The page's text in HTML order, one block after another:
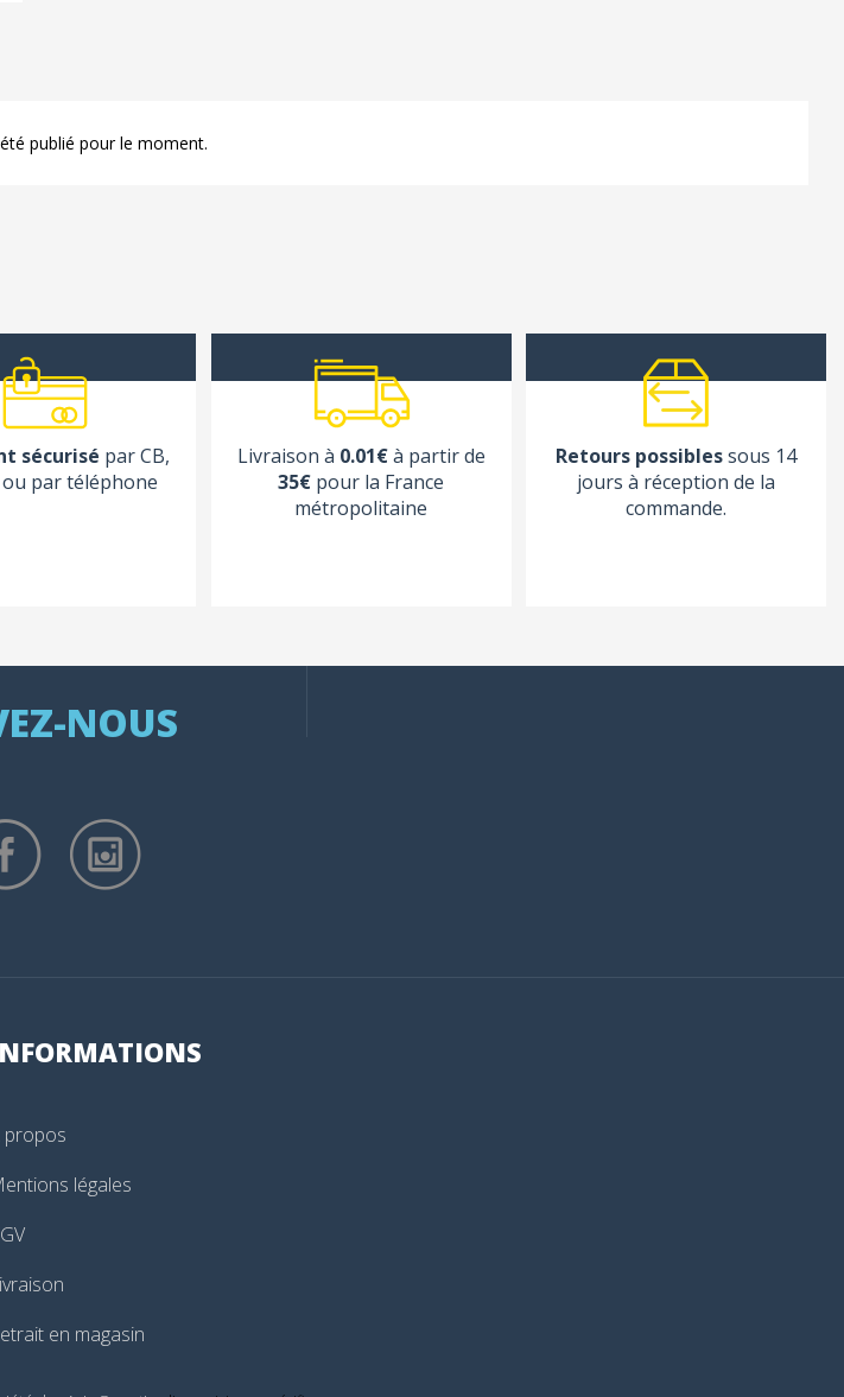
publié pour le moment.
sécurisé par CB,
par téléphone
Livraison à 0.01€à partir de
35€ pour la France
métropolitaine
Retours possiblessous 14
jours à réception de la
commande.
NOUS
propos
légales
en magasin